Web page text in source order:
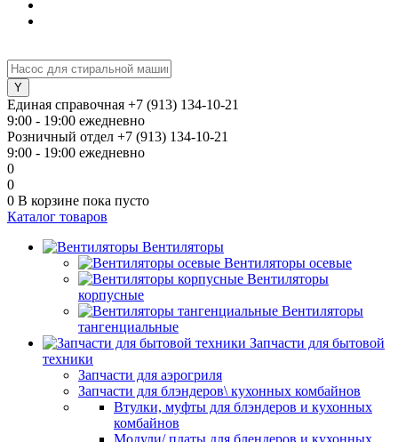
Единая справочная +7 (913) 134-10-21
9:00 - 19:00 ежедневно
Розничный отдел +7 (913) 134-10-21
9:00 - 19:00 ежедневно
0
0
0 В корзине пока пусто
Каталог товаров
Вентиляторы
Вентиляторы осевые
Вентиляторы
корпусные
Вентиляторы
тангенциальные
Запчасти для бытовой
техники
Запчасти для аэрогриля
Запчасти для блэндеров\ кухонных комбайнов
Втулки, муфты для блэндеров и кухонных
комбайнов
Модули/ платы для блендеров и кухонных